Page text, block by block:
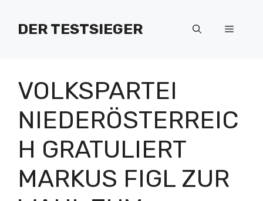
Inhalt
springenDER TESTSIEGER Menü
VOLKSPARTEI
NIEDERÖSTERREIC
H GRATULIERT
MARKUS FIGL ZUR